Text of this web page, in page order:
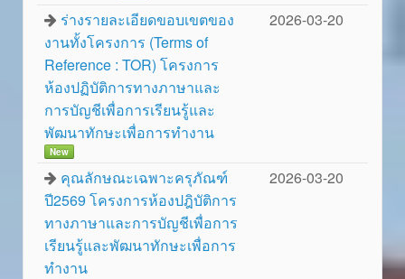
ร่างรายละเอียดขอบเขตของ
งานทั้งโครงการ (Terms of
Reference : TOR) โครงการ
ห้องปฏิบัติการทางภาษาและ
การบัญชีเพื่อการเรียนรู้และ
พัฒนาทักษะเพื่อการทำงาน
New
2026-03-20
คุณลักษณะเฉพาะครุภัณฑ์
ปี2569 โครงการห้องปฎิบัติการ
ทางภาษาและการบัญชีเพื่อการ
เรียนรู้และพัฒนาทักษะเพื่อการ
ทำงาน
2026-03-20